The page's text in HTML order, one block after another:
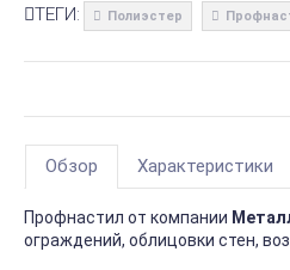
ТЕГИ: Полиэстер
Обзор Характеристики
Профнастил от компании
ограждений, облицовки стен,